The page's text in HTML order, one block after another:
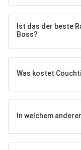
Ist das der beste
Boss?
Was kostet
In welchem